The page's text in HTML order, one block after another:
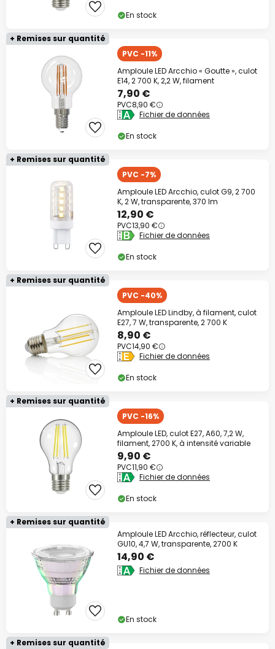
En stock
+ Remises sur quantité
PVC -11%
Amploule LED Arcchio « Goutte », culot
E14, 2 700 K, 2,2 W, filament
7,90 €
PVC8,90 €
Fichier de données
En stock
+ Remises sur quantité
PVC -7%
Amploule LED Arcchio, culot G9, 2 700
K, 2 W, transparente, 370 lm
12,90 €
PVC13,90 €
Fichier de données
En stock
+ Remises sur quantité
PVC -40%
Amploule LED Lindby, à filament, culot
E27, 7 W, transparente, 2 700 K
8,90 €
PVC14,90 €
Fichier de données
En stock
+ Remises sur quantité
PVC -16%
Amploule LED, culot E27, A60, 7,2 W,
filament, 2700 K, à intensité variable
9,90 €
PVC11,90 €
Fichier de données
En stock
+ Remises sur quantité
Amploule LED Arcchio, réflecteur, culot
GU10, 4,7 W, transparente, 2700 K
14,90 €
Fichier de données
En stock
+ Remises sur quantité